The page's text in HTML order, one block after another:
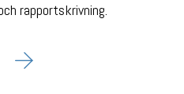
rapportskrivning.